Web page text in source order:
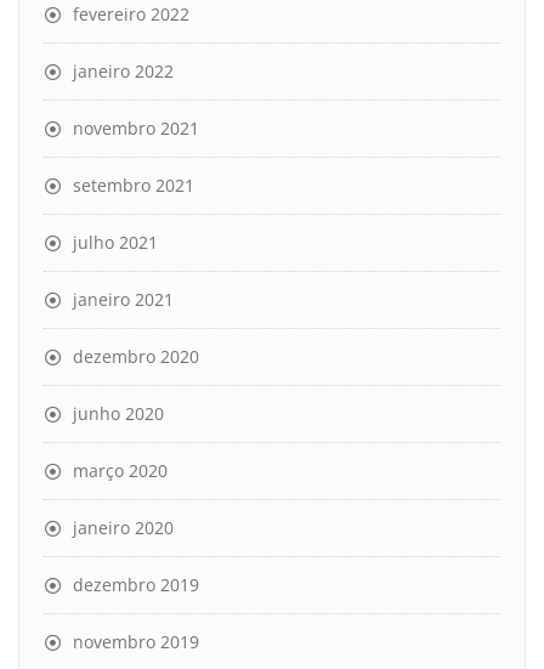
fevereiro 2022
janeiro 2022
novembro 2021
setembro 2021
julho 2021
janeiro 2021
dezembro 2020
junho 2020
março 2020
janeiro 2020
dezembro 2019
novembro 2019